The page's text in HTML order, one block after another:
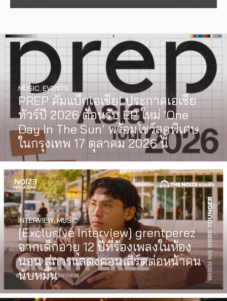
PREP คัมแบ็กเอเชีย! ประกาศเอเชีย
ทัวร์ปี 2026 ต้อนรับ EP ใหม่ ‘One
Day In The Sun’ พร้อมโชว์สุดพิเศษ
ในกรุงเทพ 17 ตุลาคม 2026 นี้
MUSIC EVENTS
[Exclusive Interview] grentperez
จากเด็กอายุ 12 ปีที่ร้องเพลงในห้อง
นอน สู่การแสดงคอนเสิร์ตต่อหน้าคน
นับหมื่น
INTERVIEW,MUSIC